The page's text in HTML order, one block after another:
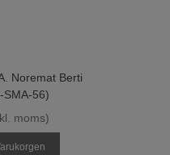
Noremat Berti
SMA-56)
moms)